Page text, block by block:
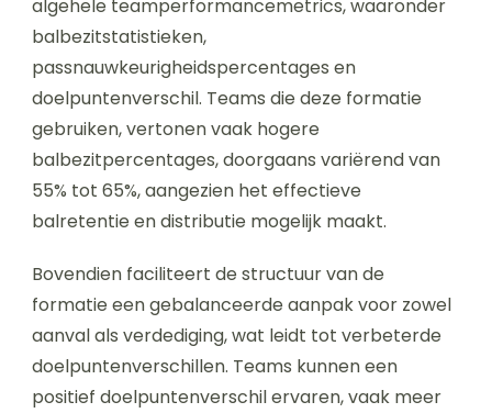
algehele teamperformancemetrics, waaronder
balbezitstatistieken,
passnauwkeurigheidspercentages en
doelpuntenverschil. Teams die deze formatie
gebruiken, vertonen vaak hogere
balbezitpercentages, doorgaans variërend van
55% tot 65%, aangezien het effectieve
balretentie en distributie mogelijk maakt.
Bovendien faciliteert de structuur van de
formatie een gebalanceerde aanpak voor zowel
aanval als verdediging, wat leidt tot verbeterde
doelpuntenverschillen. Teams kunnen een
positief doelpuntenverschil ervaren, vaak meer